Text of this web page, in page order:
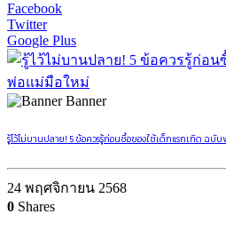
Facebook
Twitter
Google Plus
Banner
รู้ไว้ไม่บานปลาย! 5 ข้อควรรู้ก่อนซื้อของใช้เด็กแรกเกิด ฉบั
24 พฤศจิกายน 2568
0 Shares